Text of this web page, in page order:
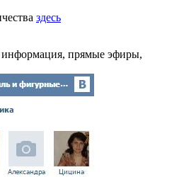
здесь
информация, прямые эфиры,